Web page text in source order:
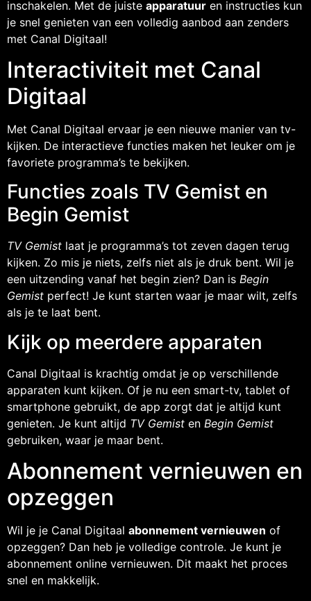
inschakelen. Met de juiste apparatuur en instructies kun
je snel genieten van een volledig aanbod aan zenders
met Canal Digitaal!
Interactiviteit met Canal
Digitaal
Met Canal Digitaal ervaar je een nieuwe manier van tv-
kijken. De interactieve functies maken het leuker om je
favoriete programma’s te bekijken.
Functies zoals TV Gemist en
Begin Gemist
TV Gemist laat je programma’s tot zeven dagen terug
kijken. Zo mis je niets, zelfs niet als je druk bent. Wil je
een uitzending vanaf het begin zien? Dan is Begin
Gemist perfect! Je kunt starten waar je maar wilt, zelfs
als je te laat bent.
Kijk op meerdere apparaten
Canal Digitaal is krachtig omdat je op verschillende
apparaten kunt kijken. Of je nu een smart-tv, tablet of
smartphone gebruikt, de app zorgt dat je altijd kunt
genieten. Je kunt altijd TV Gemist en Begin Gemist
gebruiken, waar je maar bent.
Abonnement vernieuwen en
opzeggen
Wil je je Canal Digitaal abonnement vernieuwen of
opzeggen? Dan heb je volledige controle. Je kunt je
abonnement online vernieuwen. Dit maakt het proces
snel en makkelijk.